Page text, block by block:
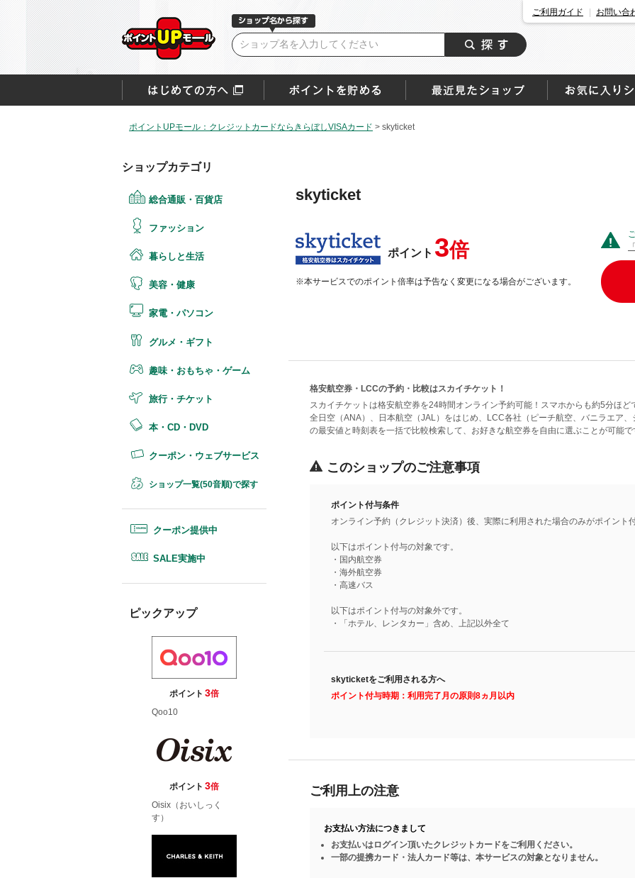
ご利用ガイド お問い合
ポイントUPモール：クレジットカードならきらぼしVISAカード > skyticket
ショップカテゴリ
総合通販・百貨店
ファッション
暮らしと生活
美容・健康
家電・パソコン
グルメ・ギフト
趣味・おもちゃ・ゲーム
旅行・チケット
本・CD・DVD
クーポン・ウェブサービス
ショップ一覧(50音順)で探す
クーポン提供中
SALE実施中
ピックアップ
ポイント 3倍
Qoo10
ポイント 3倍
Oisix（おいしっく
す）
skyticket
ポイント 3倍
※本サービスでのポイント倍率は予告なく変更になる場合がございます。
格安航空券・LCCの予約・比較はスカイチケット！
スカイチケットは格安航空券を24時間オンライン予約可能！スマホからも約5分ほど
全日空（ANA）、日本航空（JAL）をはじめ、LCC各社（ピーチ航空、バニラエア
の最安値と時刻表を一括で比較検索して、お好きな航空券を自由に選ぶことが可能で
このショップのご注意事項
ポイント付与条件
オンライン予約（クレジット決済）後、実際に利用された場合のみがポイント
以下はポイント付与の対象です。
・国内航空券
・海外航空券
・高速バス
以下はポイント付与の対象外です。
・「ホテル、レンタカー」含め、上記以外全て
skyticketをご利用される方へ
ポイント付与時期：利用完了月の原則8ヵ月以内
ご利用上の注意
お支払い方法につきまして
お支払いはログイン頂いたクレジットカードをご利用ください。
一部の提携カード・法人カード等は、本サービスの対象となりません。